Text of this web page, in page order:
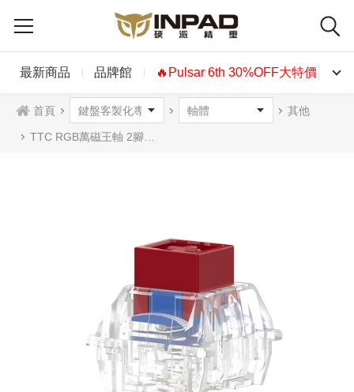
最新商品 品牌館 🔥Pulsar 6th 30%OFF大特價🔥
首頁 其他
TTC RGB萬磁王軸 2腳 線性 35g 磁軸 廠潤 10入